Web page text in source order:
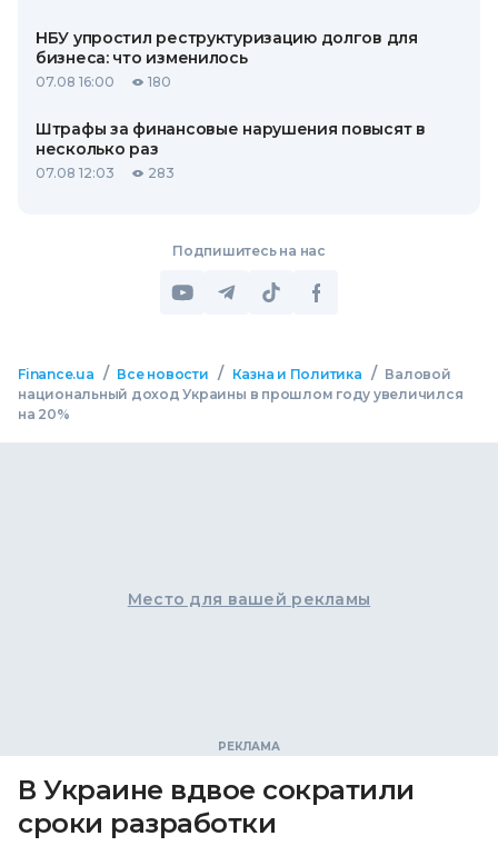
НБУ упростил реструктуризацию долгов для
бизнеса: что изменилось
07.08 16:00 180
Штрафы за финансовые нарушения повысят в
несколько раз
07.08 12:03 283
Подпишитесь на нас
Finance.ua / Все новости / Казна и Политика / Валовой
национальный доход Украины в прошлом году увеличился
на 20%
Место для вашей рекламы
В Украине вдвое сократили
сроки разработки